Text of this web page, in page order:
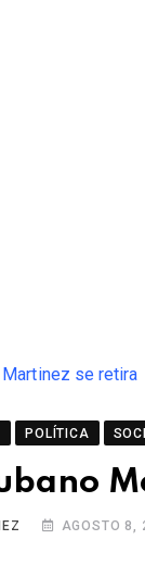
POLÍTICA
AGOSTO 8,